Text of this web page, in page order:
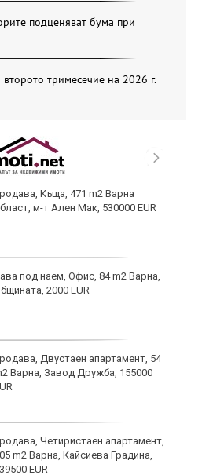
подценяват бума при
второто тримесечие на 2026 г.
Къща, 471 m2 Варна
м-т Ален Мак, 530000 EUR
под наем, Офис, 84 m2 Варна,
2000 EUR
Двустаен апартамент, 54
Варна, Завод Дружба, 155000
Четиристаен апартамент,
m2 Варна, Кайсиева Градина,
EUR